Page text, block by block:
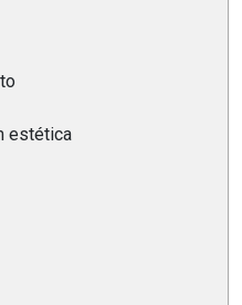
estética